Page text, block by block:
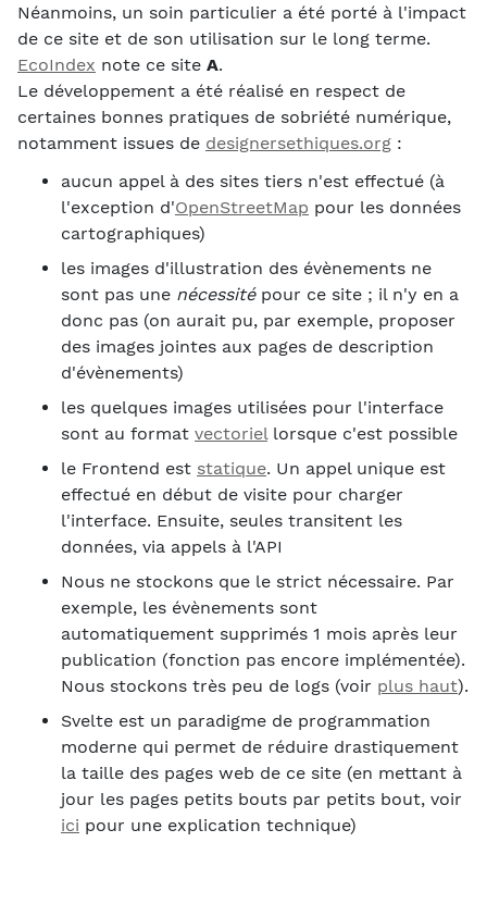
Néanmoins, un soin particulier a été porté à l'impact
de ce site et de son utilisation sur le long terme.
EcoIndex note ce site A.
Le développement a été réalisé en respect de
certaines bonnes pratiques de sobriété numérique,
notamment issues de designersethiques.org :
aucun appel à des sites tiers n'est effectué (à
l'exception d'OpenStreetMap pour les données
cartographiques)
les images d'illustration des évènements ne
sont pas une nécessitépour ce site ; il n'y en a
donc pas (on aurait pu, par exemple, proposer
des images jointes aux pages de description
d'évènements)
les quelques images utilisées pour l'interface
sont au format vectoriellorsque c'est possible
le Frontend est statique. Un appel unique est
effectué en début de visite pour charger
l'interface. Ensuite, seules transitent les
données, via appels à l'API
Nous ne stockons que le strict nécessaire. Par
exemple, les évènements sont
automatiquement supprimés 1 mois après leur
publication (fonction pas encore implémentée).
Nous stockons très peu de logs (voir plus haut).
Svelte est un paradigme de programmation
moderne qui permet de réduire drastiquement
la taille des pages web de ce site (en mettant à
jour les pages petits bouts par petits bout, voir
ici pour une explication technique)